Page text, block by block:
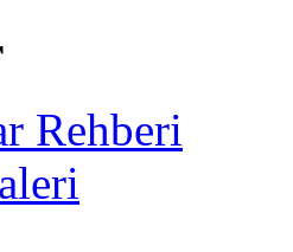
Rehberi